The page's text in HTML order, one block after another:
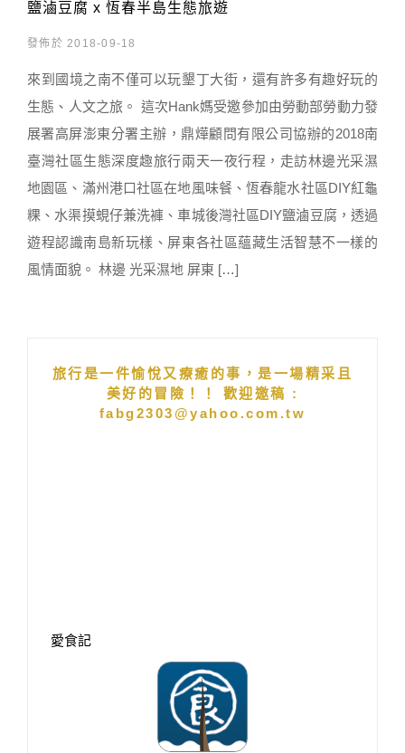
鹽滷豆腐 x 恆春半島生態旅遊
發佈於 2018-09-18
來到國境之南不僅可以玩墾丁大街，還有許多有趣好玩的
生態、人文之旅。 這次Hank媽受邀參加由勞動部勞動力發
展署高屏澎東分署主辦，鼎燁顧問有限公司協辦的2018南
臺灣社區生態深度趣旅行兩天一夜行程，走訪林邊光采濕
地園區、滿州港口社區在地風味餐、恆春龍水社區DIY紅龜
粿、水渠摸蜆仔兼洗褲、車城後灣社區DIY鹽滷豆腐，透過
遊程認識南島新玩樣、屏東各社區蘊藏生活智慧不一樣的
風情面貌。 林邊 光采濕地 屏東 […]
旅行是一件愉悅又療癒的事，是一場精采且
美好的冒險！！ 歡迎邀稿 :
fabg2303@yahoo.com.tw
愛食記